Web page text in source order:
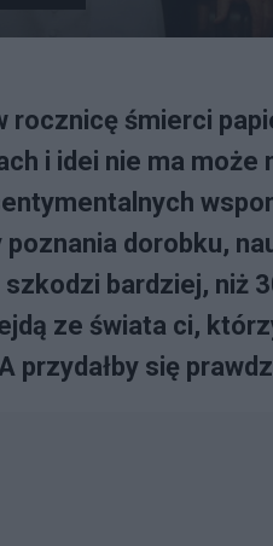
rocznicę śmierci
i idei nie ma może
dorobku,
bardziej, niż
ze świata ci,
przydałby się